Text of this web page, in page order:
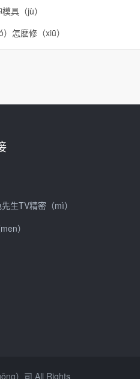
具（jù）
怎麽修（xiū）
生TV精密（mì）
）
）司 All Rights